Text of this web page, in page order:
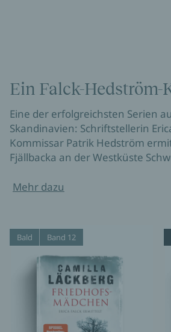
Ein Falck-Hedström-
Eine der erfolgreichsten Serien
Skandinavien: Schriftstellerin
Kommissar Patrik Hedström
Fjällbacka an der Westküste
Mehr dazu
Bald Band 12